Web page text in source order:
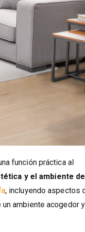
función práctica al
y el ambiente de
, incluyendo aspectos
ambiente acogedor y